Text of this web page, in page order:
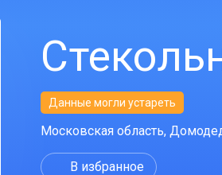
Данные могли устареть
Московская область,
В избранное